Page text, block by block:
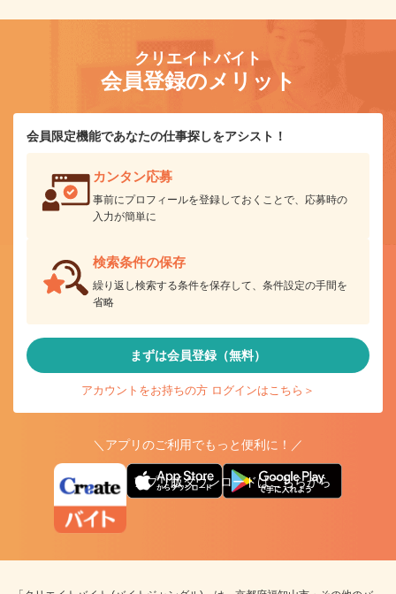
クリエイトバイト
会員登録のメリット
会員限定機能であなたの仕事探しをアシスト！
カンタン応募
事前にプロフィールを登録しておくことで、応募時の
入力が簡単に
検索条件の保存
繰り返し検索する条件を保存して、条件設定の手間を
省略
まずは会員登録（無料）
アカウントをお持ちの方 ログインはこちら＞
＼アプリのご利用でもっと便利に！／
アプリ版ダウンロードはこちらから